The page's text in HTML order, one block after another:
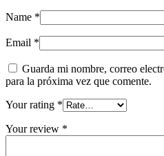
Name *
Email *
Guarda mi nombre, correo
para la próxima vez que comente.
Your rating *
Your review *